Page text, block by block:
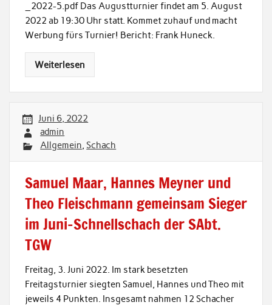
_2022-5.pdf Das Augustturnier findet am 5. August
2022 ab 19:30 Uhr statt. Kommet zuhauf und macht
Werbung fürs Turnier! Bericht: Frank Huneck.
Weiterlesen
Juni 6, 2022
admin
Allgemein,Schach
Samuel Maar, Hannes Meyner und
Theo Fleischmann gemeinsam Sieger
im Juni-Schnellschach der SAbt.
TGW
Freitag, 3. Juni 2022. Im stark besetzten
Freitagsturnier siegten Samuel, Hannes und Theo mit
jeweils 4 Punkten. Insgesamt nahmen 12 Schacher